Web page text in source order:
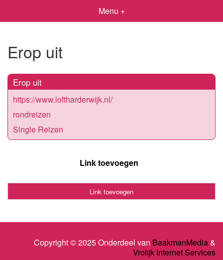
Menu +
Erop uit
Erop uit
https://www.loftharderwijk.nl/
rondreizen
Single Reizen
Link toevoegen
Link toevoegen
Copyright © 2025 Onderdeel van BaakmanMedia&
Vrolijk Internet Services